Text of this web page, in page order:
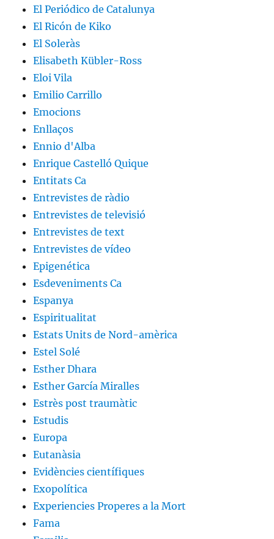
El Periódico de Catalunya
El Ricón de Kiko
El Soleràs
Elisabeth Kübler-Ross
Eloi Vila
Emilio Carrillo
Emocions
Enllaços
Ennio d'Alba
Enrique Castelló Quique
Entitats Ca
Entrevistes de ràdio
Entrevistes de televisió
Entrevistes de text
Entrevistes de vídeo
Epigenética
Esdeveniments Ca
Espanya
Espiritualitat
Estats Units de Nord-amèrica
Estel Solé
Esther Dhara
Esther García Miralles
Estrès post traumàtic
Estudis
Europa
Eutanàsia
Evidències científiques
Exopolítica
Experiencies Properes a la Mort
Fama